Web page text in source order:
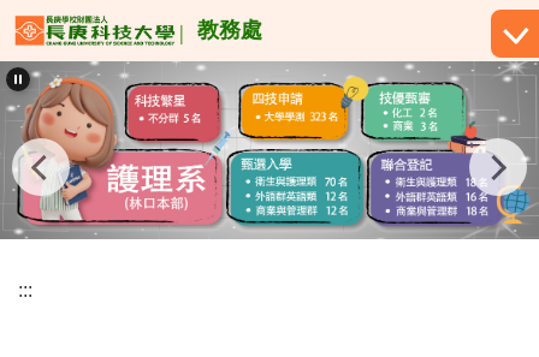
跳
到
主
要
內
容
區
教務處
:::